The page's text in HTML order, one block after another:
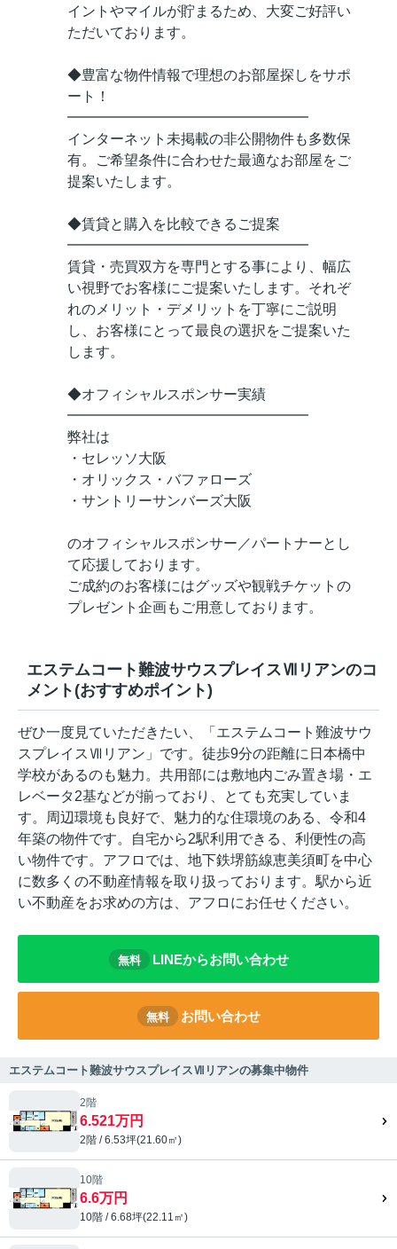
イントやマイルが貯まるため、大変ご好評い
ただいております。
◆豊富な物件情報で理想のお部屋探しをサポ
ート！
━━━━━━━━━━━━━━━━━
インターネット未掲載の非公開物件も多数保
有。ご希望条件に合わせた最適なお部屋をご
提案いたします。
◆賃貸と購入を比較できるご提案
━━━━━━━━━━━━━━━━━
賃貸・売買双方を専門とする事により、幅広
い視野でお客様にご提案いたします。それぞ
れのメリット・デメリットを丁寧にご説明
し、お客様にとって最良の選択をご提案いた
します。
◆オフィシャルスポンサー実績
━━━━━━━━━━━━━━━━━
弊社は
・セレッソ大阪
・オリックス・バファローズ
・サントリーサンバーズ大阪
のオフィシャルスポンサー／パートナーとし
て応援しております。
ご成約のお客様にはグッズや観戦チケットの
プレゼント企画もご用意しております。
エステムコート難波サウスプレイスⅦリアンのコ
メント(おすすめポイント)
ぜひ一度見ていただきたい、「エステムコート難波サウ
スプレイスⅦリアン」です。徒歩9分の距離に日本橋中
学校があるのも魅力。共用部には敷地内ごみ置き場・エ
レベータ2基などが揃っており、とても充実していま
す。周辺環境も良好で、魅力的な住環境のある、令和4
年築の物件です。自宅から2駅利用できる、利便性の高
い物件です。アフロでは、地下鉄堺筋線恵美須町を中心
に数多くの不動産情報を取り扱っております。駅から近
い不動産をお求めの方は、アフロにお任せください。
無料 LINEからお問い合わせ
無料 お問い合わせ
エステムコート難波サウスプレイスⅦリアンの募集中物件
2階
6.521万円
2階 / 6.53坪(21.60㎡)
10階
6.6万円
10階 / 6.68坪(22.11㎡)